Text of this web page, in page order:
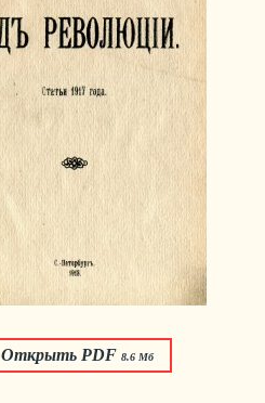
Открыть PDF 8.6 Мб